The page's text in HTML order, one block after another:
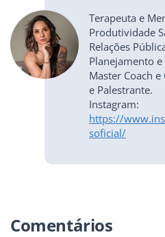
Terapeuta e
Produtividade
Relações
Planejamento e
Master Coach e
e Palestrante.
Instagram:
https://
soficial/
Comentários